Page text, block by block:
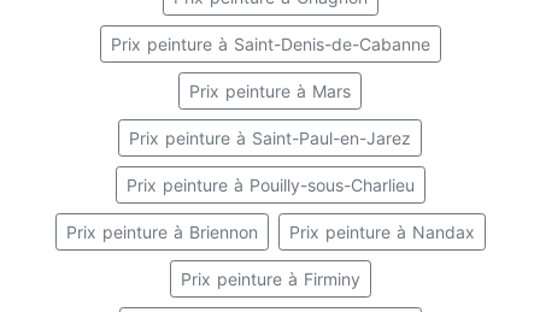
Prix peinture à Saint-Denis-de-Cabanne
Prix peinture à Mars
Prix peinture à Saint-Paul-en-Jarez
Prix peinture à Pouilly-sous-Charlieu
Prix peinture à Briennon Prix peinture à Nandax
Prix peinture à Firminy